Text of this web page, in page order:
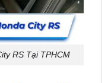
RS Tại TPHCM
City RS giá